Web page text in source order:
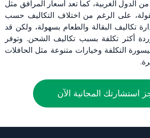
من الدول الغربية، كما تعد أسعار المرافق مثل
على الرغم من اختلاف التكاليف حسب
تكاليف البقالة والطعام بسهولة، ولكن قد
أكثر تكلفة بسبب تكاليف الشحن. وتوفر
التكلفة وخيارات متنوعة مثل الحافلات
استشارتك المجانية الآن